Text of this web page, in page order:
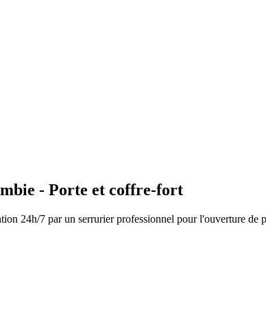
- Porte et coffre-fort
24h/7 par un serrurier professionnel pour l'ouverture de